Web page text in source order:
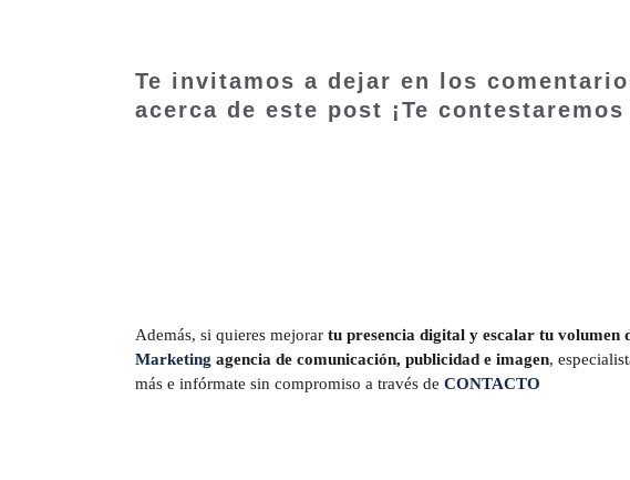
Te invitamos a dejar en los
acerca de este post ¡Te
Además, si quieres mejorar tu presencia digital y escalar tu volumen
Marketing agencia de comunicación, publicidad e imagen,
más e infórmate sin compromiso a través de CONTACTO